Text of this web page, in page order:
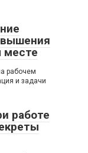
месте
рабочем
и задачи
работе